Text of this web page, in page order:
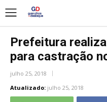
Prefeitura
para castração
julho 25, 2018
Atualizado: julho 25, 2018